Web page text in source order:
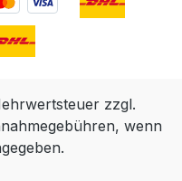
zzgl.
wenn